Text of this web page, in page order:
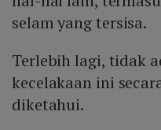
selam yang tersisa.
Terlebih lagi, tidak
kecelakaan ini
diketahui.